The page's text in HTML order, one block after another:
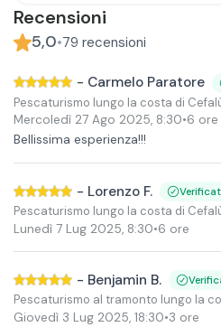
Recensioni
5,0•79 recensioni
- Carmelo Paratore
Pescaturismo lungo la costa di
Mercoledì 27 Ago 2025, 8:30•6 ore
Bellissima esperienza!!!
- Lorenzo F.
Pescaturismo lungo la costa di
Lunedì 7 Lug 2025, 8:30•6 ore
- Benjamin B.
Pescaturismo al tramonto lungo la
Giovedì 3 Lug 2025, 18:30•3 ore